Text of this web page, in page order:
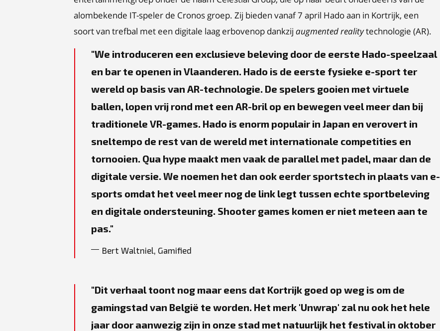
alombekende IT-speler de Cronos groep. Zij bieden vanaf 7 april Hado aan in Kortrijk, een
soort van trefbal met een digitale laag erbovenop dankzij augmented realitytechnologie (AR).
We introduceren een exclusieve beleving door de eerste Hado-speelzaal
en bar te openen in Vlaanderen. Hado is de eerste fysieke e-sport ter
wereld op basis van AR-technologie. De spelers gooien met virtuele
ballen, lopen vrij rond met een AR-bril op en bewegen veel meer dan bij
traditionele VR-games. Hado is enorm populair in Japan en verovert in
sneltempo de rest van de wereld met internationale competities en
tornooien. Qua hype maakt men vaak de parallel met padel, maar dan de
digitale versie. We noemen het dan ook eerder sportstech in plaats van e-
sports omdat het veel meer nog de link legt tussen echte sportbeleving
en digitale ondersteuning. Shooter games komen er niet meteen aan te
pas.
Bert Waltniel, Gamified
Dit verhaal toont nog maar eens dat Kortrijk goed op weg is om de
gamingstad van België te worden. Het merk 'Unwrap' zal nu ook het hele
jaar door aanwezig zijn in onze stad met natuurlijk het festival in oktober